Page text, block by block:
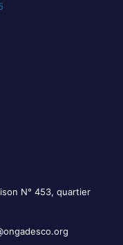
N° 453, quartier